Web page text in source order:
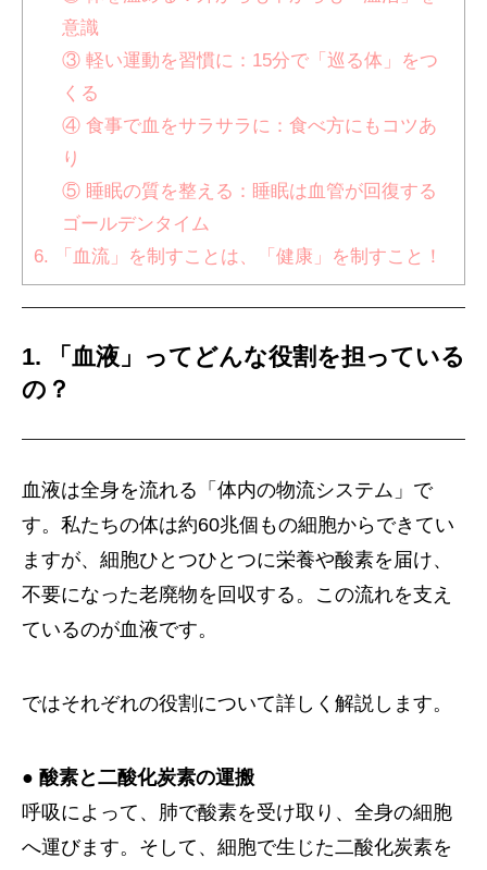
意識
③ 軽い運動を習慣に：15分で「巡る体」をつ
くる
④ 食事で血をサラサラに：食べ方にもコツあ
り
⑤ 睡眠の質を整える：睡眠は血管が回復する
ゴールデンタイム
6. 「血流」を制すことは、「健康」を制すこと！
1. 「血液」ってどんな役割を担っている
の？
血液は全身を流れる「体内の物流システム」で
す。私たちの体は約60兆個もの細胞からできてい
ますが、細胞ひとつひとつに栄養や酸素を届け、
不要になった老廃物を回収する。この流れを支え
ているのが血液です。
ではそれぞれの役割について詳しく解説します。
● 酸素と二酸化炭素の運搬
呼吸によって、肺で酸素を受け取り、全身の細胞
へ運びます。そして、細胞で生じた二酸化炭素を